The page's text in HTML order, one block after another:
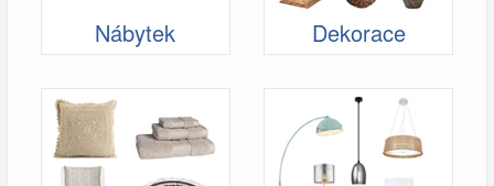
Nábytek Dekorace